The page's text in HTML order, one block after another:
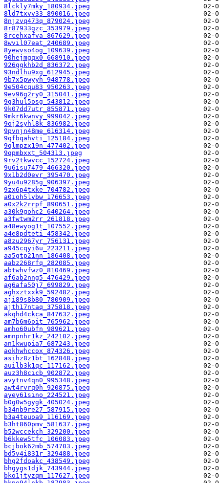
8lckly7mky_180934.jpeg
8ld7txvv33_890016.jpeg
8njzvq473q_879024.jpeg
8r87933gzc_353979.jpeg
8rcehxafva_867629.jpeg
8wvil07eat_240689.jpeg
8yewvso4og_109639.jpeg
90hejmgqx0_668910.jpeg
926ggkhb2d_836372.jpeg
93ndlhu9xg_612945.jpeg
9b7x5pwyyh_948778.jpeg
9e504cqu83_950263.jpeg
9ev96g2ry0_315041.jpeg
9g3hul5osg_543812.jpeg
9k07dd7utr_855871.jpeg
9mkr6kwnvy_999042.jpeg
9oj2syhl8k_836982.jpeg
9pvnjn48me_616314.jpeg
9qfbqahvti_125184.jpeg
9qlmpzx19n_477402.jpeg
9qpmbxxt_504313.jpeg
9rv2tkwvcc_152724.jpeg
9u6isu7479_466320.jpeg
9x1b2d0evr_395470.jpeg
9yu4u9285g_906397.jpeg
9zx6p4txke_704782.jpeg
a0ioh5lvbw_176653.jpeg
a0x2k2rrpf_890651.jpeg
a30k9gohc2_640264.jpeg
a3fwtwm2rr_261818.jpeg
a48ewyog1t_107552.jpeg
a4e8pdteti_458342.jpeg
a8zu2967yr_756131.jpeg
a945cqyi6u_223211.jpeg
aa5gtp21nn_186408.jpeg
aabz268rfq_282085.jpeg
abtwhvfwz0_810469.jpeg
af6ab2nng5_476429.jpeg
ag6afa50j7_699829.jpeg
aghxztxxk9_592482.jpeg
aji89s8b80_780909.jpeg
ajth17ntaq_375818.jpeg
akqhd4ckca_847632.jpeg
am7b6m6oit_765962.jpeg
amho60ubfn_989621.jpeg
amnpnhr1kz_242102.jpeg
an1kwupia7_687243.jpeg
aokhwhccox_874326.jpeg
asihz8z1bt_162848.jpeg
auilb3k1qc_117162.jpeg
auz3h8cicb_902872.jpeg
avytnv4qn0_995348.jpeg
awt4rvrq0h_920875.jpeg
ayey61sino_224521.jpeg
b0g0w5gygk_405024.jpeg
b34nb9re27_587915.jpeg
b3a4teuoa9_116169.jpeg
b3ht860pmv_581637.jpeg
b52wccekch_329200.jpeg
b6kkew5tfc_106083.jpeg
bcjbok62mb_574703.jpeg
bd5v4i831r_329488.jpeg
bhg2fdoakc_438549.jpeg
bhgygs1djk_743944.jpeg
bko1jtyzqm_117627.jpeg